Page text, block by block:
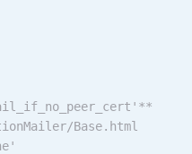
Base.html